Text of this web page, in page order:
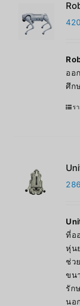
ออ
ศึก
ร
ที่อ
หุ่น
ช่ว
ขน
รัก
นอ